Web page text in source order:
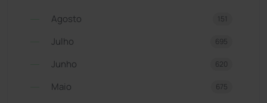
Agosto 151
Julho 695
Junho 620
Maio 675